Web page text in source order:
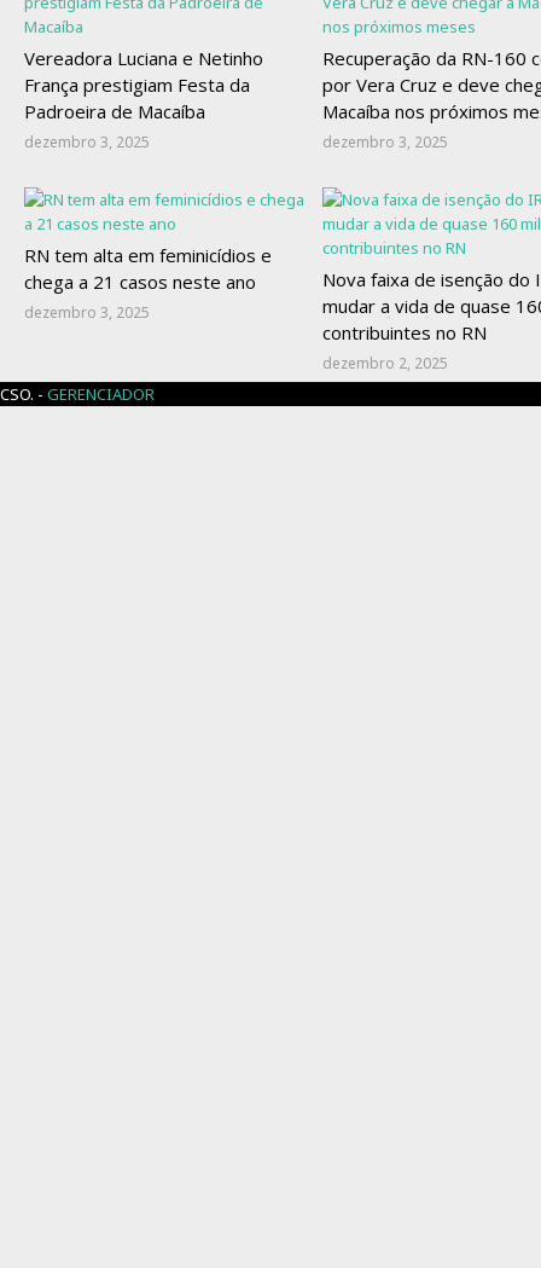
Vereadora Luciana e Netinho
França prestigiam Festa da
Padroeira de Macaíba
dezembro 3, 2025
Recuperação da RN-160
por Vera Cruz e deve
Macaíba nos próximos
dezembro 3, 2025
RN tem alta em feminicídios e
chega a 21 casos neste ano
dezembro 3, 2025
Nova faixa de isenção do
mudar a vida de quase
contribuintes no RN
dezembro 2, 2025
CSO. - GERENCIADOR